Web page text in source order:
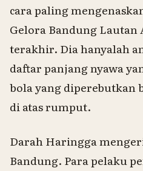
cara paling
Gelora Bandung
terakhir. Dia hanyalah
daftar panjang nyawa
bola yang diperebutkan
di atas rumput.
Darah Haringga
Bandung. Para pelaku